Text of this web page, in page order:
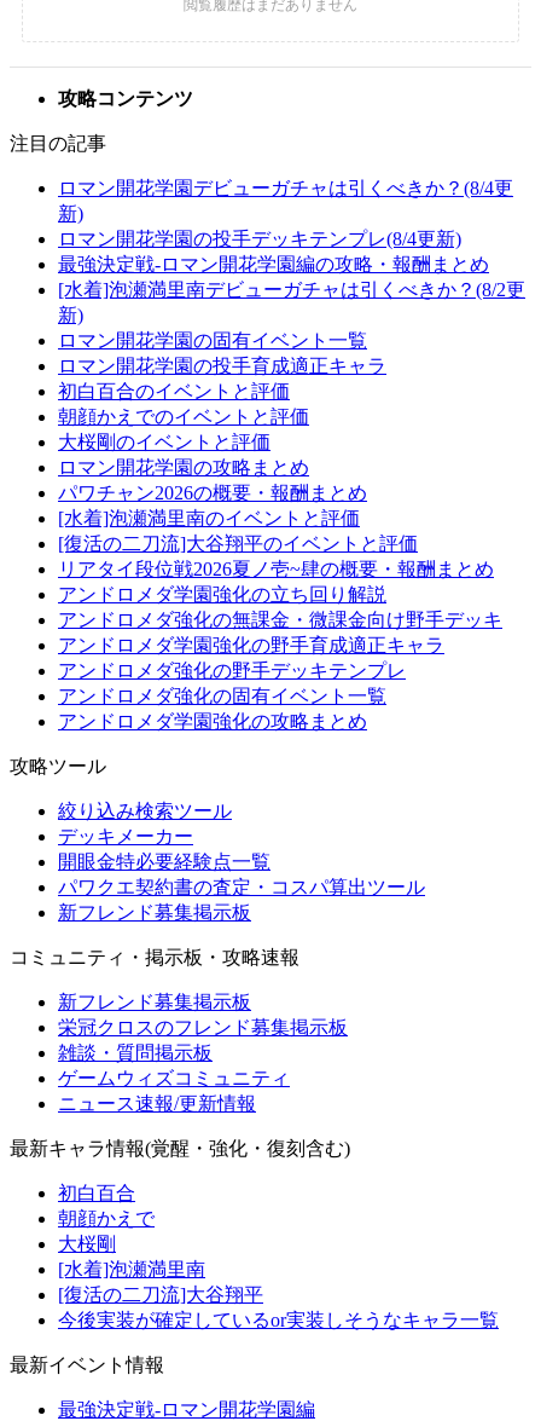
攻略コンテンツ
注目の記事
ロマン開花学園デビューガチャは引くべきか？(8/4更
新)
ロマン開花学園の投手デッキテンプレ(8/4更新)
最強決定戦-ロマン開花学園編の攻略・報酬まとめ
[水着]泡瀬満里南デビューガチャは引くべきか？(8/2更
新)
ロマン開花学園の固有イベント一覧
ロマン開花学園の投手育成適正キャラ
初白百合のイベントと評価
朝顔かえでのイベントと評価
大桜剛のイベントと評価
ロマン開花学園の攻略まとめ
パワチャン2026の概要・報酬まとめ
[水着]泡瀬満里南のイベントと評価
[復活の二刀流]大谷翔平のイベントと評価
リアタイ段位戦2026夏ノ壱~肆の概要・報酬まとめ
アンドロメダ学園強化の立ち回り解説
アンドロメダ強化の無課金・微課金向け野手デッキ
アンドロメダ学園強化の野手育成適正キャラ
アンドロメダ強化の野手デッキテンプレ
アンドロメダ強化の固有イベント一覧
アンドロメダ学園強化の攻略まとめ
攻略ツール
絞り込み検索ツール
デッキメーカー
開眼金特必要経験点一覧
パワクエ契約書の査定・コスパ算出ツール
新フレンド募集掲示板
コミュニティ・掲示板・攻略速報
新フレンド募集掲示板
栄冠クロスのフレンド募集掲示板
雑談・質問掲示板
ゲームウィズコミュニティ
ニュース速報/更新情報
最新キャラ情報(覚醒・強化・復刻含む)
初白百合
朝顔かえで
大桜剛
[水着]泡瀬満里南
[復活の二刀流]大谷翔平
今後実装が確定しているor実装しそうなキャラ一覧
最新イベント情報
最強決定戦-ロマン開花学園編